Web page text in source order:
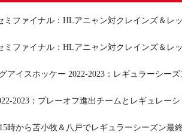
ミファイナル：HLアニャン対クレインズ＆レ
ミファイナル：HLアニャン対クレインズ＆レ
アイスホッケー 2022-2023：レギュラーシー
2023：プレーオフ進出チームとレギュレーシ
時から苫小牧＆八戸でレギュラーシーズン最